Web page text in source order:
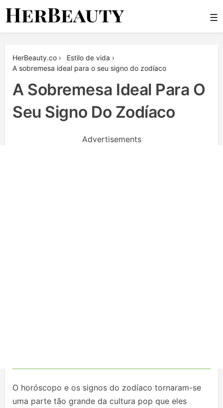
Skip
☰
HerBeauty.co › Estilo de vida ›
A sobremesa ideal para o seu signo do zodíaco
A Sobremesa Ideal Para O
Seu Signo Do Zodíaco
Advertisements
O horóscopo e os signos do zodíaco tornaram-se
uma parte tão grande da cultura pop que eles